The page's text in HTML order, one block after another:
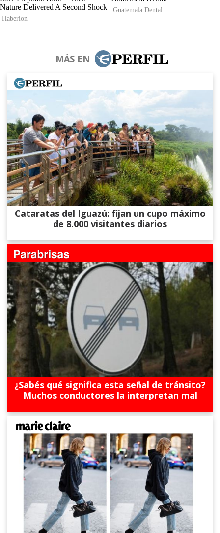
MÁS EN
Cataratas del Iguazú: fijan un cupo máximo
de 8.000 visitantes diarios
¿Sabés qué significa esta señal de tránsito?
Muchos conductores la interpretan mal